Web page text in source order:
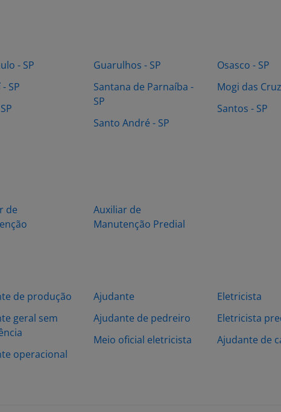
- SP
SP
Guarulhos - SP
Santana de Parnaíba -
SP
Santo André - SP
Osasco - SP
Mogi das
Santos - SP
de
Auxiliar de
Manutenção Predial
de produção
geral sem
operacional
Ajudante
Ajudante de pedreiro
Meio oficial eletricista
Eletricista
Eletricista
Ajudante de